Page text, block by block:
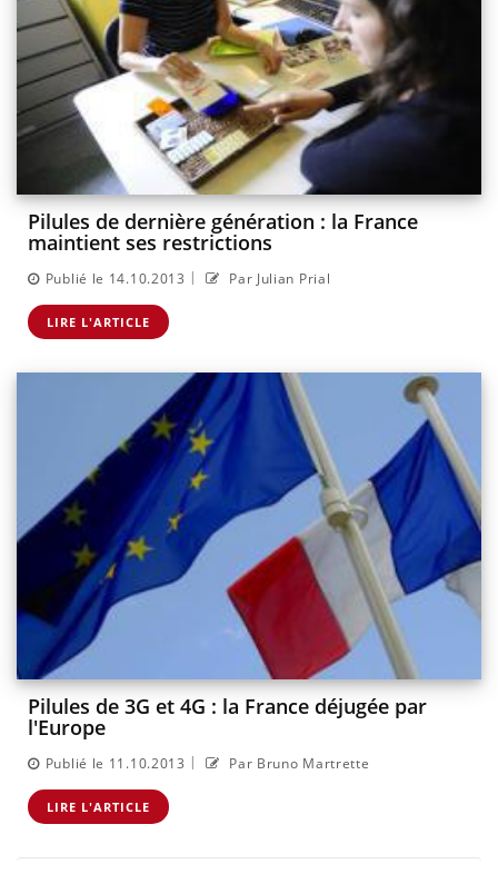
Pilules de dernière génération : la France
maintient ses restrictions
Publié le 14.10.2013 | Par Julian Prial
LIRE L'ARTICLE
Pilules de 3G et 4G : la France déjugée par
l'Europe
Publié le 11.10.2013 | Par Bruno Martrette
LIRE L'ARTICLE